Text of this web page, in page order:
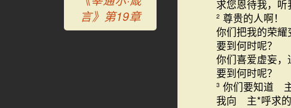
求您恩待我，听
2 尊贵的人啊！
你们把我的荣耀
要到何时呢？
你们喜爱虚妄，
要到何
3 你们要知道 主
我向 主*呼求的
言》第19章